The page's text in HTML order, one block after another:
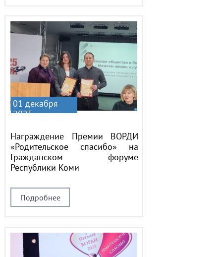
Подробнее
Награждение Премии ВОРДИ
«Родительское спасибо» на
Гражданском форуме
Республики Коми
01 декабря
2025